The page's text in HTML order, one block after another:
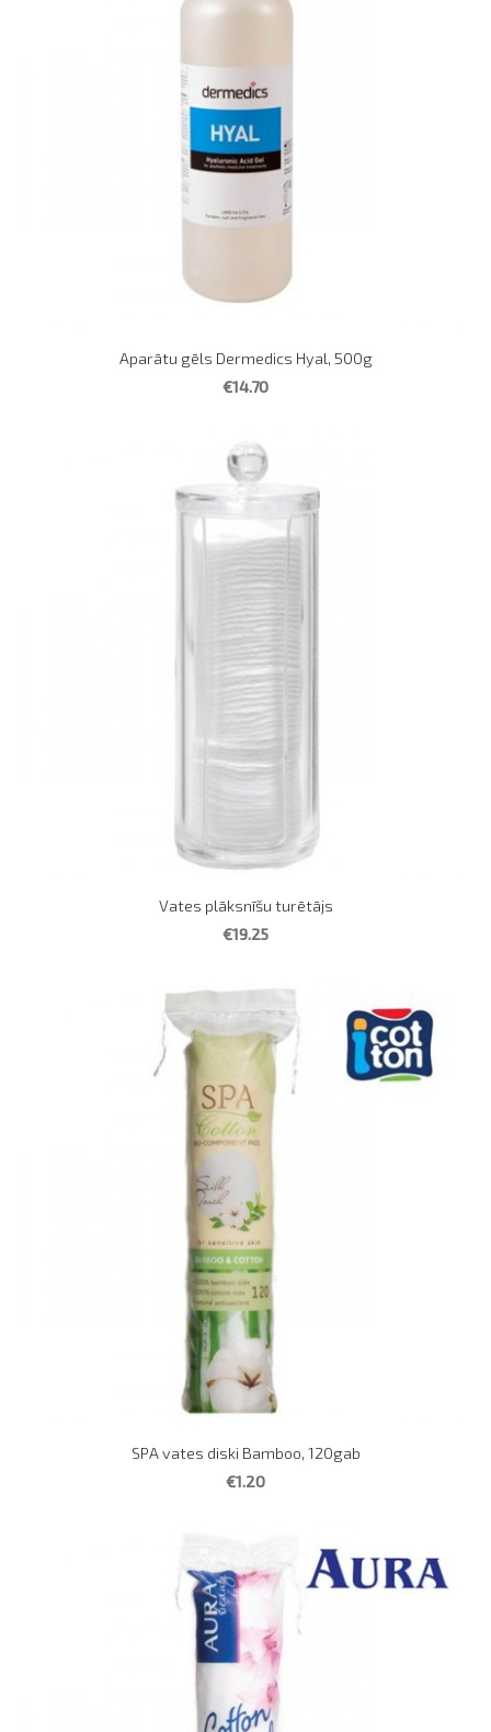
Aparātu gēls Dermedics Hyal, 500g
€14.70
Vates plāksnīšu turētājs
€19.25
SPA vates diski Bamboo, 120gab
€1.20